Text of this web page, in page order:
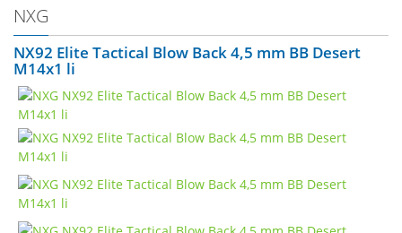
NXG
NX92 Elite Tactical Blow Back 4,5 mm BB Desert
M14x1 li